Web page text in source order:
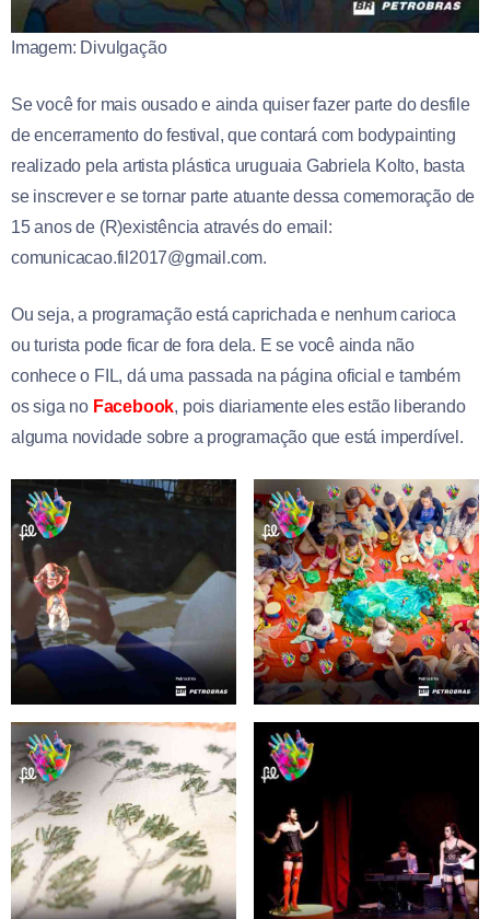
Imagem: Divulgação
Se você for mais ousado e ainda quiser fazer parte do desfile
de encerramento do festival, que contará com bodypainting
realizado pela artista plástica uruguaia Gabriela Kolto, basta
se inscrever e se tornar parte atuante dessa comemoração de
15 anos de (R)existência através do email:
comunicacao.fil2017@gmail.com.
Ou seja, a programação está caprichada e nenhum carioca
ou turista pode ficar de fora dela. E se você ainda não
conhece o FIL, dá uma passada na página oficial e também
os siga no Facebook, pois diariamente eles estão liberando
alguma novidade sobre a programação que está imperdível.